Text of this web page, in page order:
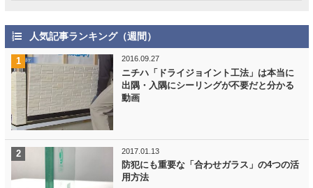
人気記事ランキング（週間）
2016.09.27
ニチハ「ドライジョイント工法」は本当に
出隅・入隅にシーリングが不要だと分かる
動画
2017.01.13
防犯にも重要な「合わせガラス」の4つの活
用方法